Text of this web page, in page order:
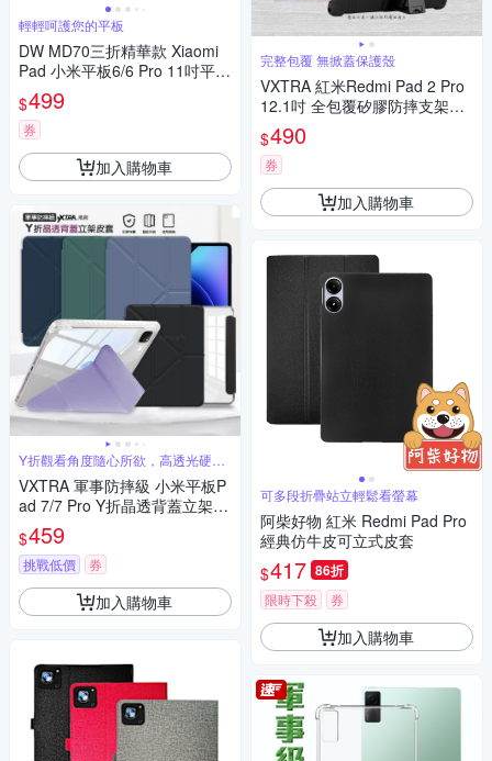
輕輕呵護您的平板
DW MD70三折精華款 Xiaomi
Pad 小米平板6/6 Pro 11吋平板
保護皮套(附精緻觸控筆)
$499
券
加入購物車
Y折觀看角度隨心所欲，高透光硬背
板
VXTRA 軍事防摔級 小米平板P
ad 7/7 Pro Y折晶透背蓋立架皮
套 含筆槽
$459
挑戰低價 券
加入購物車
完整包覆 無掀蓋保護殼
VXTRA 紅米Redmi Pad 2 Pro
12.1吋 全包覆矽膠防摔支架軟
套 保護套(黑)
$490
券
加入購物車
可多段折疊站立輕鬆看螢幕
阿柴好物 紅米 Redmi Pad Pro
經典仿牛皮可立式皮套
$417 86折
限時下殺 券
加入購物車